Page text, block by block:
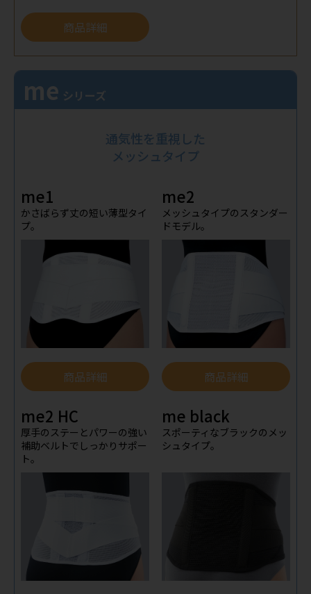
商品詳細
me シリーズ
通気性を重視した
メッシュタイプ
me1
かさばらず丈の短い薄型タイ
プ。
商品詳細
me2
メッシュタイプのスタンダー
ドモデル。
商品詳細
me2 HC
厚手のステーとパワーの強い
補助ベルトでしっかりサポー
ト。
me black
スポーティなブラックのメッ
シュタイプ。